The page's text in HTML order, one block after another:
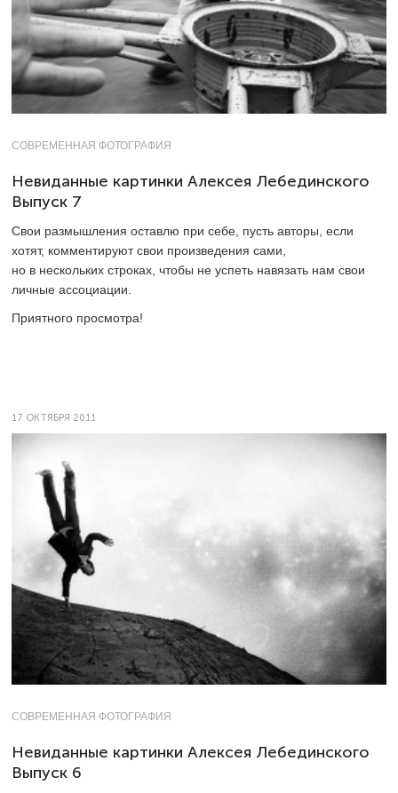
СОВРЕМЕННАЯ ФОТОГРАФИЯ
Невиданные картинки Алексея Лебединского
Выпуск 7
Свои размышления оставлю при себе, пусть авторы, если
хотят, комментируют свои произведения сами,
но в нескольких строках, чтобы не успеть навязать нам свои
личные ­ассоциации.
Приятного просмотра!
17 ОКТЯБРЯ 2011
СОВРЕМЕННАЯ ФОТОГРАФИЯ
Невиданные картинки Алексея Лебединского
Выпуск 6